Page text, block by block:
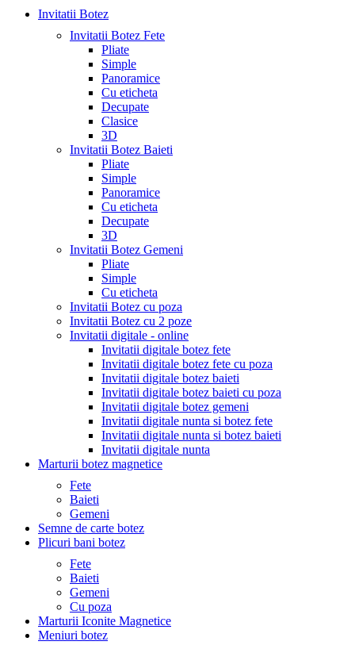
Invitatii Botez
Invitatii Botez Fete
Pliate
Simple
Panoramice
Cu eticheta
Decupate
Clasice
3D
Invitatii Botez Baieti
Pliate
Simple
Panoramice
Cu eticheta
Decupate
3D
Invitatii Botez Gemeni
Pliate
Simple
Cu eticheta
Invitatii Botez cu poza
Invitatii Botez cu 2 poze
Invitatii digitale - online
Invitatii digitale botez fete
Invitatii digitale botez fete cu poza
Invitatii digitale botez baieti
Invitatii digitale botez baieti cu poza
Invitatii digitale botez gemeni
Invitatii digitale nunta si botez fete
Invitatii digitale nunta si botez baieti
Invitatii digitale nunta
Marturii botez magnetice
Fete
Baieti
Gemeni
Semne de carte botez
Plicuri bani botez
Fete
Baieti
Gemeni
Cu poza
Marturii Iconite Magnetice
Meniuri botez